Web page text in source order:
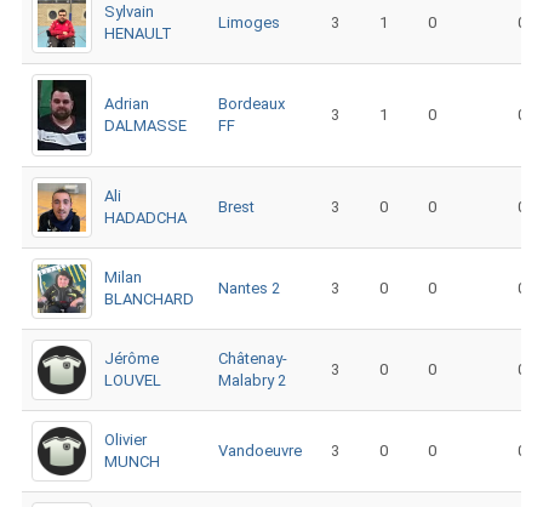
Sylvain
HENAULT
Limoges 3 1 0 0
Adrian
DALMASSE
Bordeaux
FF
3 1 0 0
Ali
HADADCHA
Brest 3 0 0 0
Milan
BLANCHARD
Nantes 2 3 0 0 0
Jérôme
LOUVEL
Châtenay-
Malabry 2
3 0 0 0
Olivier
MUNCH
Vandoeuvre 3 0 0 0